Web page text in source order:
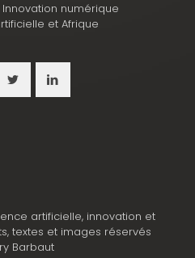
Innovation numérique
et Afrique
artificielle, innovation et
textes et images réservés
Barbaut